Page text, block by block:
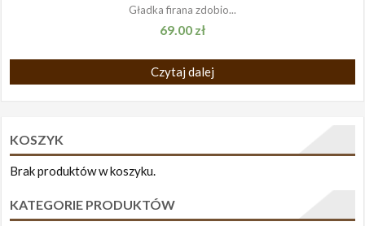
Gładka firana zdobio...
69.00 zł
Czytaj dalej
KOSZYK
Brak produktów w koszyku.
KATEGORIE PRODUKTÓW